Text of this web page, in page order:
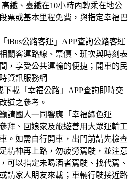
鐵、臺鐵在10小時內轉乘在地公
票或基本里程免費，與指定幸福巴
iBus公路客運」APP查詢公路客運
關客運路線、票價、班次與時刻表
，享受公共運輸的便捷；開車的民
資訊服務網
下載「幸福公路」APP查詢即時交
道之參考。
請國人一同響應「幸福綠色運
拜、回娘家及旅遊善用大眾運輸工
。如需自行開車，出門前請先檢查
精神再上路，勿疲勞駕駛，並注意
可以指定未喝酒者駕駛、找代駕、
請家人朋友來載；車輛行駛接近路